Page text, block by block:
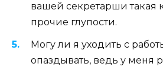
вашей секретарши такая
прочие глупости.
Могу ли я уходить с
опаздывать, ведь у меня